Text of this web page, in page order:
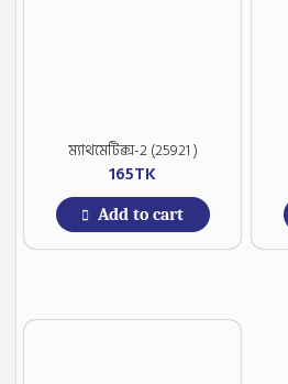
ম্যাথমেটিক্স-2 (25921 )
165TK
Add to cart